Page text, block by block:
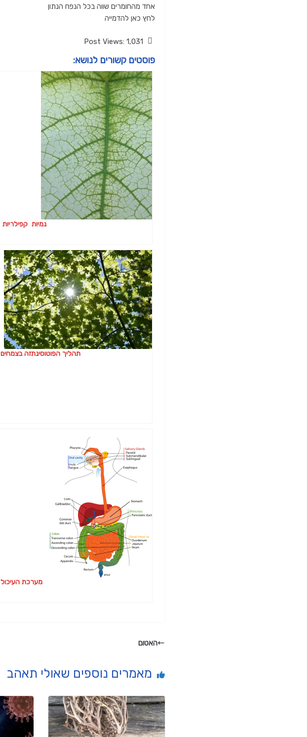
אחד מהחומרים שווה בכל הנפח הנתון
לחץ כאן להדמייה
Post Views: 1,031
פוסטים קשורים לנושא:
נמיות קפילריות
תהליך הפוטוסינתזה בצמחים
מערכת העיכול
האטום
מאמרים נוספים שאולי תאהב